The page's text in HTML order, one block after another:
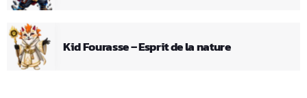
Kid Fourasse – Esprit de la nature